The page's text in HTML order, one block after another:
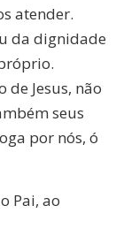
atender.
da dignidade
de Jesus, não
seus
por nós, ó
Pai, ao